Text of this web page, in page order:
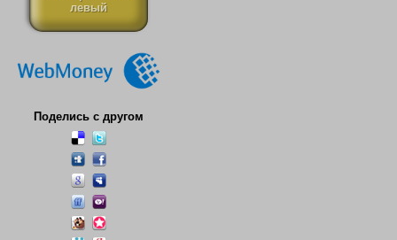
левый
Поделись с другом